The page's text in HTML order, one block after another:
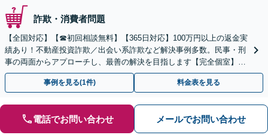
詐欺・消費者問題
【全国対応】【☎︎初回相談無料】【365日対応】100万円以上の返金実
績あり！不動産投資詐欺／出会い系詐欺など解決事例多数。民事・刑
事の両面からアプローチし、最善の解決を目指します【完全個室】
【代々木駅3分】
事例を見る(1件) 料金表を見る
電話でお問い合わせ メールでお問い合わせ